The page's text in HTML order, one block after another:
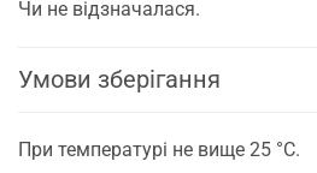
Чи не відзначалася.
Умови зберігання
При температурі не вище 25 °C.